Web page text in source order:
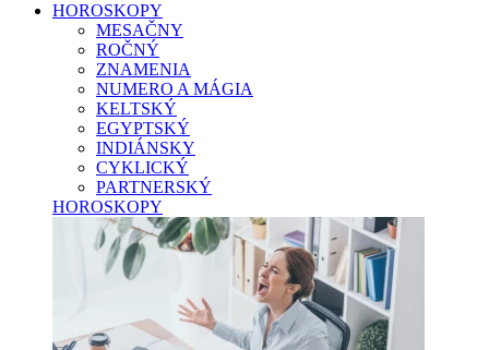
HOROSKOPY
MESAČNY
ROČNÝ
ZNAMENIA
NUMERO A MÁGIA
KELTSKÝ
EGYPTSKÝ
INDIÁNSKY
CYKLICKÝ
PARTNERSKÝ
HOROSKOPY